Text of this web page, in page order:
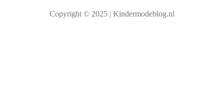
e
Copyright © 2025 | Kindermodeblog.nl